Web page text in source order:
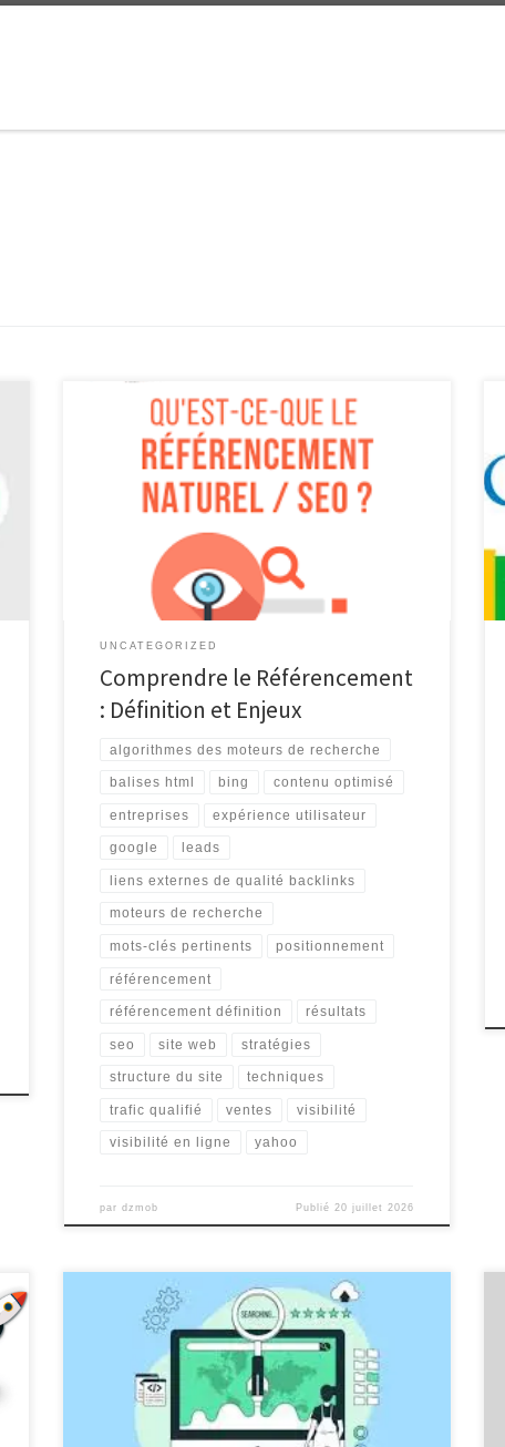
Article sur la définition du référencement Le
Référencement : Définition et Enjeux Le
référencement, également connu sous le terme de
SEO (Search Engine Optimization), est l’ensemble des
et le positionnement d’un site web dans les résultats
des moteurs de recherche tels que […]
UNCATEGORIZED
Comprendre le Référencement
: Définition et Enjeux
algorithmes des moteurs de recherche
balises html bing contenu optimisé
entreprises expérience utilisateur
google leads
liens externes de qualité backlinks
moteurs de recherche
mots-clés pertinents positionnement
référencement
référencement définition résultats
seo site web stratégies
structure du site techniques
trafic qualifié ventes visibilité
visibilité en ligne yahoo
pardzmob Publié 20 juillet 2026
Audit de Référencement : Optimisez votre Visibilité en
Ligne L’audit de référencement est une étape cruciale
pour toute entreprise cherchant à améliorer sa
visibilité en ligne et à attirer un trafic qualifié sur son
site web. En effet, le référencement naturel, ou SEO
(Search Engine Optimization), joue un rôle essentiel